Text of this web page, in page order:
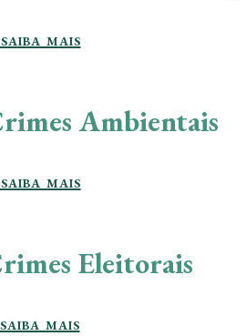
mais
Ambientais
mais
Eleitorais
mais